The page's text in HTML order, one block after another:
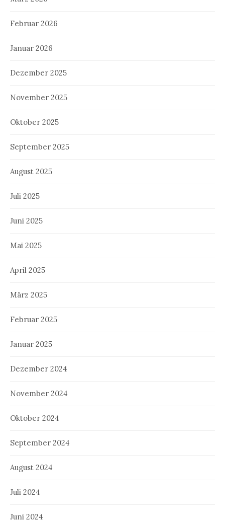
Februar 2026
Januar 2026
Dezember 2025
November 2025
Oktober 2025
September 2025
August 2025
Juli 2025
Juni 2025
Mai 2025
April 2025
März 2025
Februar 2025
Januar 2025
Dezember 2024
November 2024
Oktober 2024
September 2024
August 2024
Juli 2024
Juni 2024